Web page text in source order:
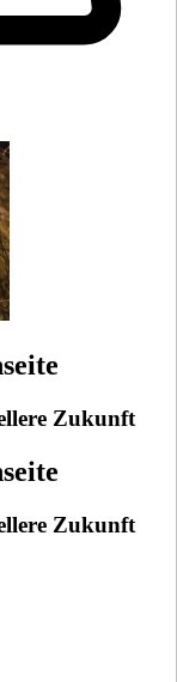
Zukunft
Zukunft